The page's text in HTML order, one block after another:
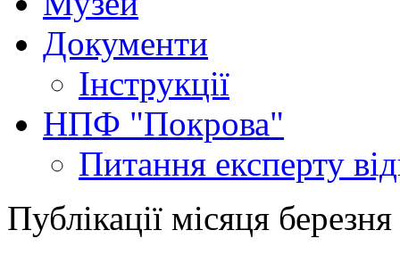
Документи
Інструкції
НПФ "Покрова"
Питання експерту
Публікації місяця